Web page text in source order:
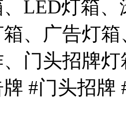
LED灯箱
、广告灯
门头招牌
#门头招